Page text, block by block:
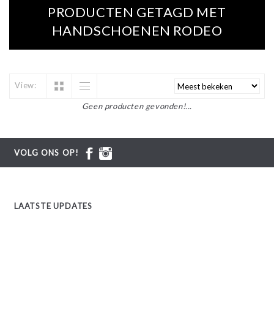
PRODUCTEN GETAGD MET
HANDSCHOENEN RODEO
View:
Geen producten gevonden!...
VOLG ONS OP!
LAATSTE UPDATES